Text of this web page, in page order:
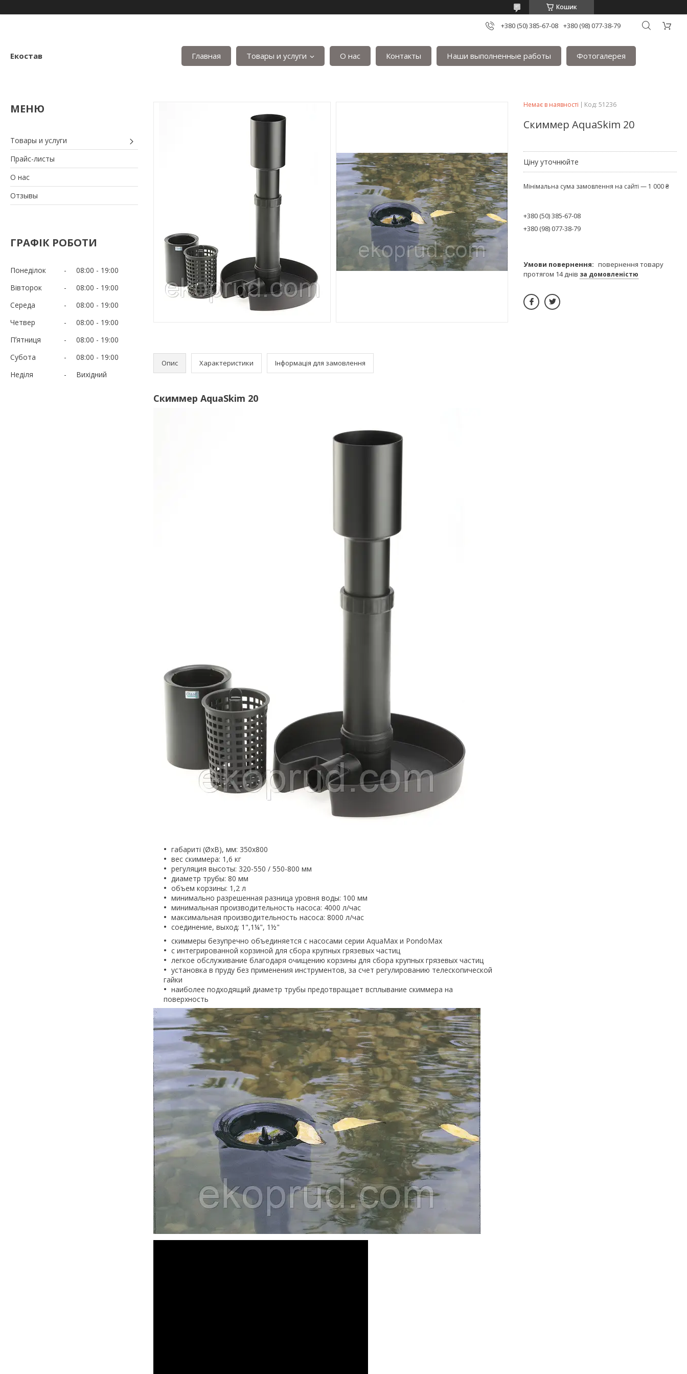
Кошик
+380 (50) 385-67-08 +380 (98) 077-38-79
Екостав Главная Товары и услуги О нас Контакты Наши выполненные работы Фотогалерея
Товары и услуги
Прайс-листы
О нас
Отзывы
ГРАФІК РОБОТИ
Понеділок 08:00
19:00
Вівторок
08:00
19:00
Середа
08:00
19:00
Четвер
08:00
19:00
Пʼятниця
08:00
19:00
Субота
08:00
19:00
Неділя
Вихідний
Опис Характеристики Інформація для замовлення
Скиммер AquaSkim 20
габариті (ØхВ), мм: 350х800
вес скиммера: 1,6 кг
регуляция высоты: 320-550 / 550-800 мм
диаметр трубы: 80 мм
объем корзины: 1,2 л
минимально разрешенная разница уровня воды: 100 мм
минимальная производительность насоса: 4000 л/час
максимальная производительность насоса: 8000 л/час
соединение, выход: 1",1¼", 1½"
скиммеры безупречно объединяется с насосами серии AquaMax и PondoMax
с интегрированной корзиной для сбора крупных грязевых частиц
легкое обслуживание благодаря очищению корзины для сбора крупных грязевых частиц
установка в пруду без применения инструментов, за счет регулированию телескопической
гайки
наиболее подходящий диаметр трубы предотвращает всплывание скиммера на
поверхность
Немає в наявності Код: 51236
Скиммер AquaSkim 20
Ціну уточнюйте
Мінімальна сума замовлення на сайті — 1 000 ₴
+380 (50) 385-67-08
+380 (98) 077-38-79
повернення товару
протягом 14 днів за домовленістю